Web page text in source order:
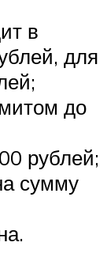
в
для
до
рублей;
сумму